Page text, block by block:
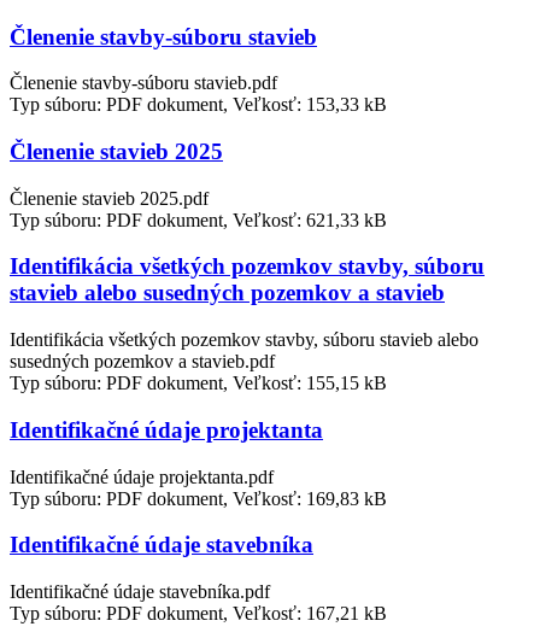
Členenie stavby-súboru stavieb
Členenie stavby-súboru stavieb.pdf
Typ súboru: PDF dokument, Veľkosť: 153,33 kB
Členenie stavieb 2025
Členenie stavieb 2025.pdf
Typ súboru: PDF dokument, Veľkosť: 621,33 kB
Identifikácia všetkých pozemkov stavby, súboru
stavieb alebo susedných pozemkov a stavieb
Identifikácia všetkých pozemkov stavby, súboru stavieb alebo
susedných pozemkov a stavieb.pdf
Typ súboru: PDF dokument, Veľkosť: 155,15 kB
Identifikačné údaje projektanta
Identifikačné údaje projektanta.pdf
Typ súboru: PDF dokument, Veľkosť: 169,83 kB
Identifikačné údaje stavebníka
Identifikačné údaje stavebníka.pdf
Typ súboru: PDF dokument, Veľkosť: 167,21 kB